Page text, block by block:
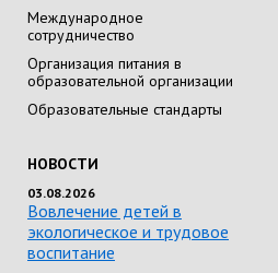
Международное
сотрудничество
Организация питания в
образовательной организации
Образовательные стандарты
НОВОСТИ
03.08.2026
Вовлечение детей в
экологическое и трудовое
воспитание